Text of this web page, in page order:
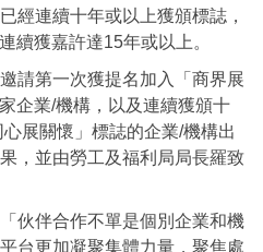
經連續十年或以上獲頒標誌，
續獲嘉許達15年或以上。
請第一次獲提名加入「商界展
企業/機構，以及連續獲頒十
展關懷」標誌的企業/機構出
，並由勞工及福利局局長羅致
伙伴合作不單是個別企業和機
台更加凝聚集體力量，聚焦處